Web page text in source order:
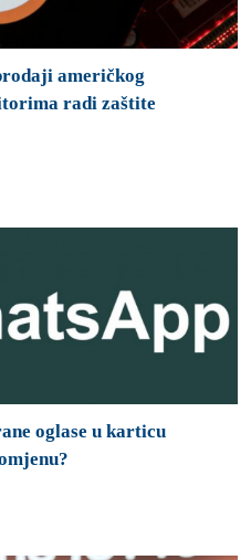
američkog
radi zaštite
oglase u karticu